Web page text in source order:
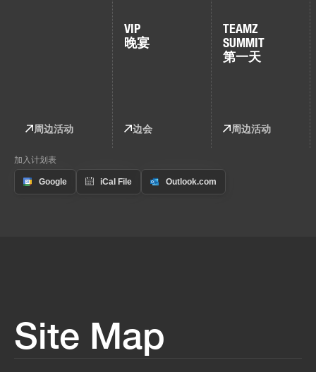
周边活动
VIP
晚宴
边会
TEAMZ
SUMMIT
第一天
周边活动
加入计划表
Site Map